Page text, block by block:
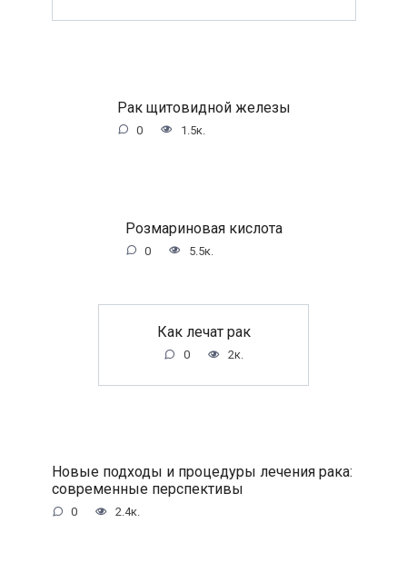
Рак щитовидной железы
0 1.5к.
Розмариновая кислота
0 5.5к.
Как лечат рак
0 2к.
Новые подходы и процедуры лечения рака:
современные перспективы
0 2.4к.